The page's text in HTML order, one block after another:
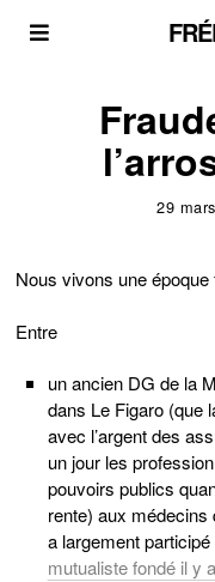
29
Nous vivons une époque
Entre
un ancien DG de la
dans Le Figaro (que
avec l’argent des
un jour les
pouvoirs publics
rente) aux médecins
a largement participé
mutualiste fondé il y